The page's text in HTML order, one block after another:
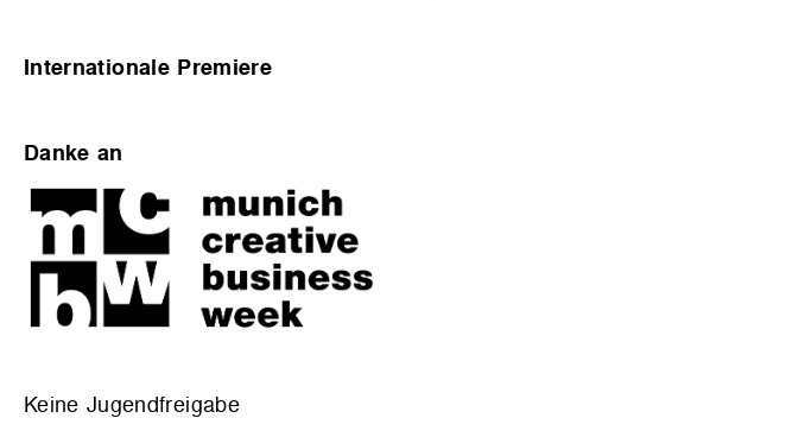
Internationale Premiere
Danke an
Keine Jugendfreigabe